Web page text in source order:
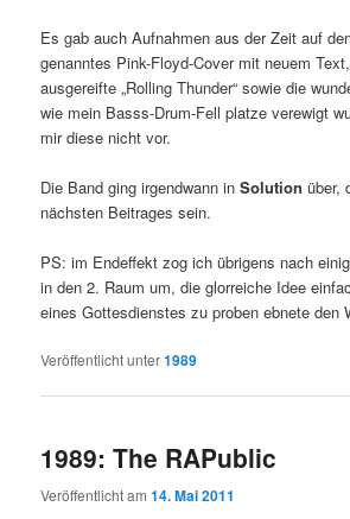
Es gab auch Aufnahmen aus der Zeit auf
genanntes Pink-Floyd-Cover mit neuem
ausgereifte „Rolling Thunder“ sowie die
wie mein Basss-Drum-Fell platze verewigt
mir diese nicht vor.
Die Band ging irgendwann inSolution über,
nächsten Beitrages sein.
PS: im Endeffekt zog ich übrigens nach
in den 2. Raum um, die glorreiche Idee
eines Gottesdienstes zu proben ebnete den
Veröffentlicht unter1989
1989: The RAPublic
Veröffentlicht am14. Mai 2011